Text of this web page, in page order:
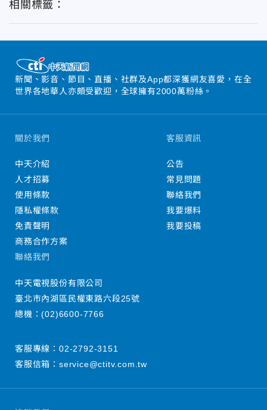
相關標籤：
新聞、影音、節目、直播、社群及App都深獲網友喜愛，在全
世界各地華人亦頗受歡迎，全球擁有2000萬粉絲。
關於我們
中天介紹
人才招募
使用條款
隱私權條款
免責聲明
商務合作方案
客服資訊
公告
常見問題
聯絡我們
我要爆料
我要投稿
聯絡我們
中天電視股份有限公司
臺北市內湖區民權東路六段25號
總機：(02)6600-7766
客服專線： 02-2792-3151
客服信箱： service@ctitv.com.tw